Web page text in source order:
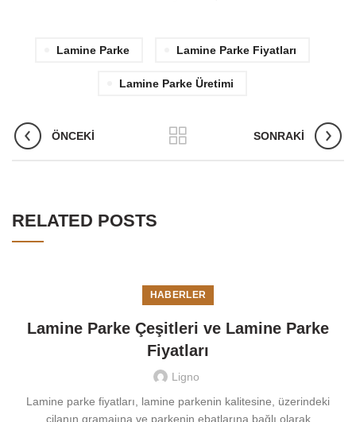
Lamine Parke Lamine Parke Fiyatları
Lamine Parke Üretimi
ÖNCEKI SONRAKI
RELATED POSTS
HABERLER
Lamine Parke Çeşitleri ve Lamine Parke
Fiyatları
Ligno
Lamine parke fiyatları, lamine parkenin kalitesine, üzerindeki
cilanın gramajına ve parkenin ebatlarına bağlı olarak